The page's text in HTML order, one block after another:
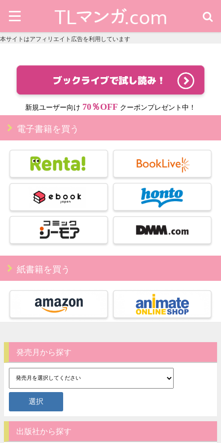
本サイトはアフィリエイト広告を利用しています
新規ユーザー向け 70％OFF クーポンプレゼント中！
電子書籍を買う
紙書籍を買う
発売月から探す
出版社から探す